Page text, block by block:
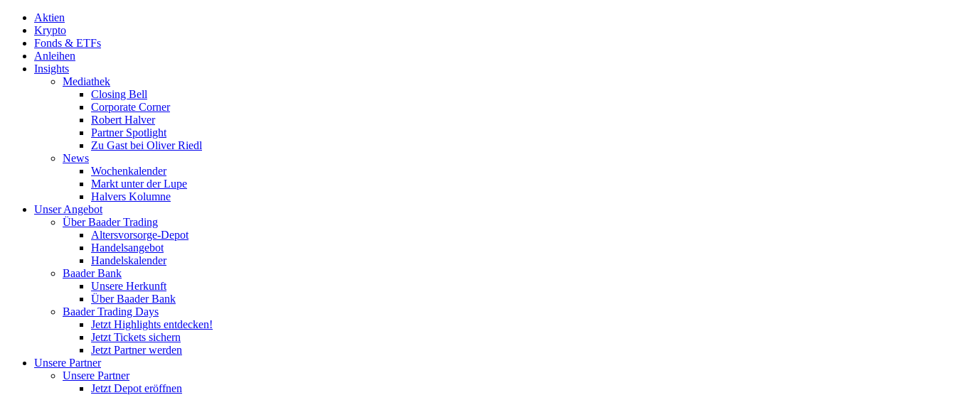
Aktien
Krypto
Fonds & ETFs
Anleihen
Insights
Mediathek
Closing Bell
Corporate Corner
Robert Halver
Partner Spotlight
Zu Gast bei Oliver Riedl
News
Wochenkalender
Markt unter der Lupe
Halvers Kolumne
Unser Angebot
Über Baader Trading
Altersvorsorge-Depot
Handelsangebot
Handelskalender
Baader Bank
Unsere Herkunft
Über Baader Bank
Baader Trading Days
Jetzt Highlights entdecken!
Jetzt Tickets sichern
Jetzt Partner werden
Unsere Partner
Unsere Partner
Jetzt Depot eröffnen